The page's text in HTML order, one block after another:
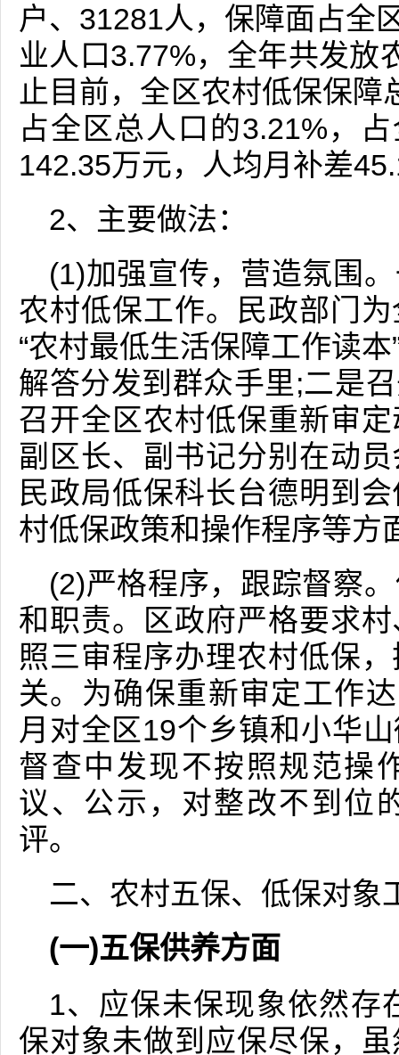
户、31281人，保障面占全
业人口3.77%，全年共发放
止目前，全区农村低保保
占全区总人口的3.21%，
142.35万元，人均月补差
2、主要做法：
(1)加强宣传，营造氛围
农村低保工作。民政部门
“农村最低生活保障工作读
解答分发到群众手里;二是
召开全区农村低保重新审
副区长、副书记分别在动
民政局低保科长台德明到
村低保政策和操作程序等方
(2)严格程序，跟踪督察
和职责。区政府严格要求
照三审程序办理农村低保
关。为确保重新审定工作
月对全区19个乡镇和小华
督查中发现不按照规范操
议、公示，对整改不到位
评。
二、农村五保、低保对象
(一)五保供养方面
1、应保未保现象依然存
保对象未做到应保尽保，